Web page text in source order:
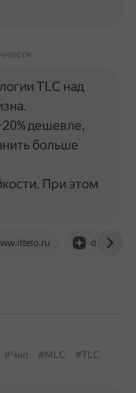
dzen.ru
TLC над
дешевле,
больше
При этом
#Чип #MLC
#TLC